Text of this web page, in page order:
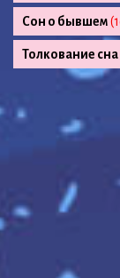
Сон о бывшем
Толкование сна